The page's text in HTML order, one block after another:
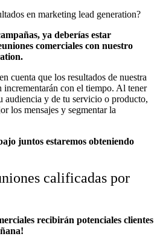
en marketing lead generation?
ya deberías estar
comerciales con nuestro
cuenta que los resultados de nuestra
incrementarán con el tiempo. Al tener
audiencia y de tu servicio o producto,
los mensajes y segmentar la
juntos estaremos obteniendo
calificadas por
recibirán potenciales clientes